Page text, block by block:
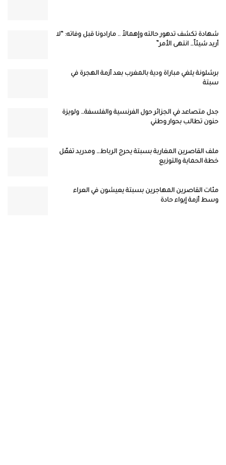
شهادة تكشف تدهور حالته وإهمالاً .. مارادونا قبل وفاته: “لا
أريد شيئاً… انتهى الأمر”
برشلونة يلغي مباراة ودية بالمغرب بعد أزمة الهجرة في
سبتة
جدل متصاعد في الجزائر حول الفرنسية والفلسفة… ولويزة
حنون تطالب بحوار وطني
ملف القاصرين المغاربة بسبتة يحرج الرباط… ومدريد تفعّل
خطة الحماية والتوزيع
مئات القاصرين المهاجرين بسبتة يعيشون في العراء
وسط أزمة إيواء حادة